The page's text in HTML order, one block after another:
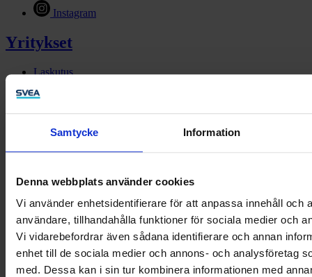
Samtycke Information
Denna webbplats använder cookies
Vi använder enhetsidentifierare för att anpassa innehåll och
användare, tillhandahålla funktioner för sociala medier och
Vi vidarebefordrar även sådana identifierare och annan
enhet till de sociala medier och annons- och analysföretag
med. Dessa kan i sin tur kombinera informationen med
Instagram
Yritykset
Laskutus
Myynnin rahoitus
Perintä
Kuluttajat
Talletukset
Hae lainaa
Maksuratkaisut
Autolaina
Perintä
Kuluttajablogi